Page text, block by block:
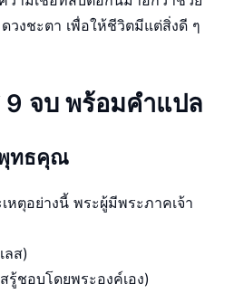
ดวงชะตา เพื่อให้ชีวิตมีแต่สิ่งดี ๆ
9 จบ พร้อมคำแปล
พุทธคุณ
หตุอย่างนี้ พระผู้มีพระภาคเจ้า
ลส)
ชอบโดยพระองค์เอง)